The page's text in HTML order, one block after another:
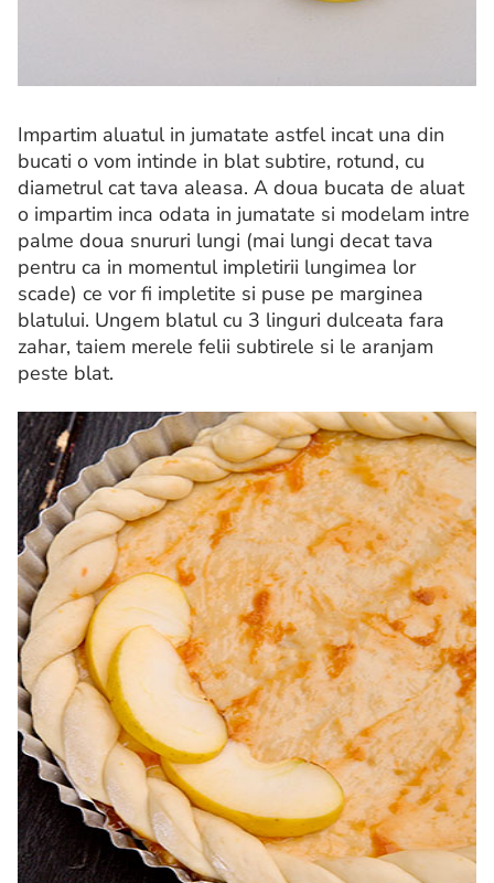
Impartim aluatul in jumatate astfel incat una din
bucati o vom intinde in blat subtire, rotund, cu
diametrul cat tava aleasa. A doua bucata de aluat
o impartim inca odata in jumatate si modelam intre
palme doua snururi lungi (mai lungi decat tava
pentru ca in momentul impletirii lungimea lor
scade) ce vor fi impletite si puse pe marginea
blatului. Ungem blatul cu 3 linguri dulceata fara
zahar, taiem merele felii subtirele si le aranjam
peste blat.